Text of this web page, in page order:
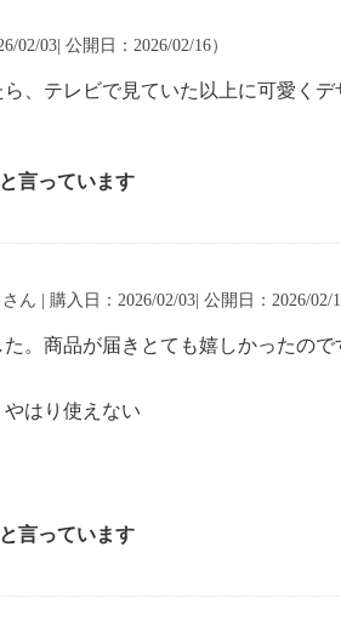
02/03| 公開日：2026/02/16）
、テレビで見ていた以上に可愛く
言っています
さん | 購入日：2026/02/03| 公開日：2026/02/
。商品が届きとても嬉しかったので
はり使えない
言っています